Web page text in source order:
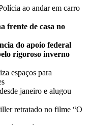
ao andar em carro
frente de casa no
do apoio federal
rigoroso inverno
espaços para
janeiro e alugou
retratado no filme “O